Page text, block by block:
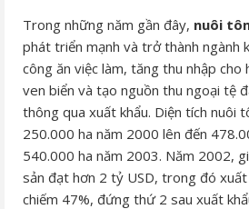
Trong những năm gần đây, nuôi
phát triển mạnh và trở thành ngành
công ăn việc làm, tăng thu nhập cho
ven biển và tạo nguồn thu ngoại tệ
thông qua xuất khẩu. Diện tích nuôi
250.000 ha năm 2000 lên đến
540.000 ha năm 2003. Năm 2002,
sản đạt hơn 2 tỷ USD, trong đó
chiếm 47%, đứng thứ 2 sau xuất